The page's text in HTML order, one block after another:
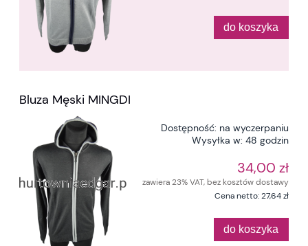
do koszyka
Bluza Męski MINGDI
Dostępność: na wyczerpaniu
Wysyłka w: 48 godzin
34,00 zł
zawiera 23% VAT, bez kosztów dostawy
Cena netto:27,64 zł
do koszyka